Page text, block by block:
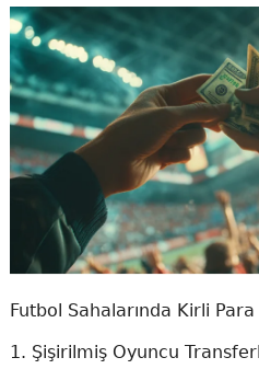
Futbol Sahalarında Kirli Para
1. Şişirilmiş Oyuncu